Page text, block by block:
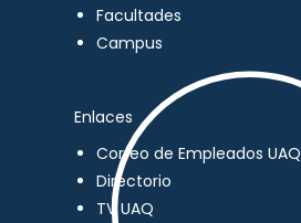
Facultades
Campus
Enlaces
Correo de Empleados UAQ
Directorio
TV UAQ